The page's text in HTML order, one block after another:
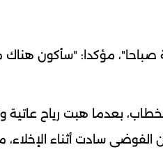
صباحا"، مؤكدا: "سأكون
بعدما هبت رياح عاتية
الفوضى سادت أثناء